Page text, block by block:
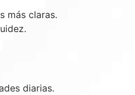
más claras.
diarias.